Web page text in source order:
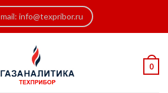
info@texpribor.ru
0